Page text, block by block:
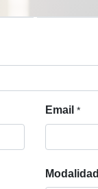
Email *
Modalidad